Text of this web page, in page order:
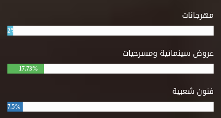
مهرجانات
2%
عروض سينمائية ومسرحيات
17.73%
فنون شعبية
7.5%